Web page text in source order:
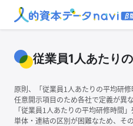
従業員1人あたり
原則、「従業員1人あたりの平均研
任意開示項目のため各社で定義が異な
「従業員1人あたりの平均研修時間
単体・連結の区別が困難なため、そ